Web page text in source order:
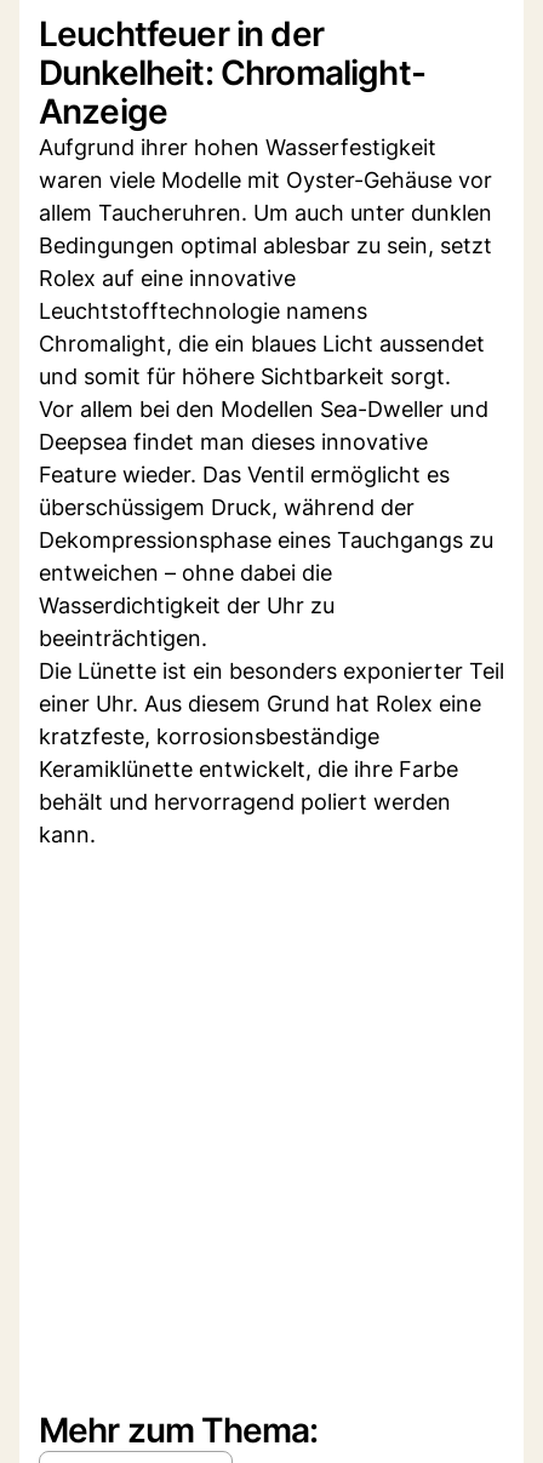
Leuchtfeuer in der
Dunkelheit: Chromalight-
Anzeige
Aufgrund ihrer hohen Wasserfestigkeit
waren viele Modelle mit Oyster-Gehäuse vor
allem Taucheruhren. Um auch unter dunklen
Bedingungen optimal ablesbar zu sein, setzt
Rolex auf eine innovative
Leuchtstofftechnologie namens
Chromalight, die ein blaues Licht aussendet
und somit für höhere Sichtbarkeit sorgt.
Vor allem bei den Modellen Sea-Dweller und
Deepsea findet man dieses innovative
Feature wieder. Das Ventil ermöglicht es
überschüssigem Druck, während der
Dekompressionsphase eines Tauchgangs zu
entweichen – ohne dabei die
Wasserdichtigkeit der Uhr zu
beeinträchtigen.
Die Lünette ist ein besonders exponierter Teil
einer Uhr. Aus diesem Grund hat Rolex eine
kratzfeste, korrosionsbeständige
Keramiklünette entwickelt, die ihre Farbe
behält und hervorragend poliert werden
kann.
Mehr zum Thema: